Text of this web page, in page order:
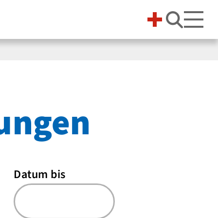
Suche
Datum bis